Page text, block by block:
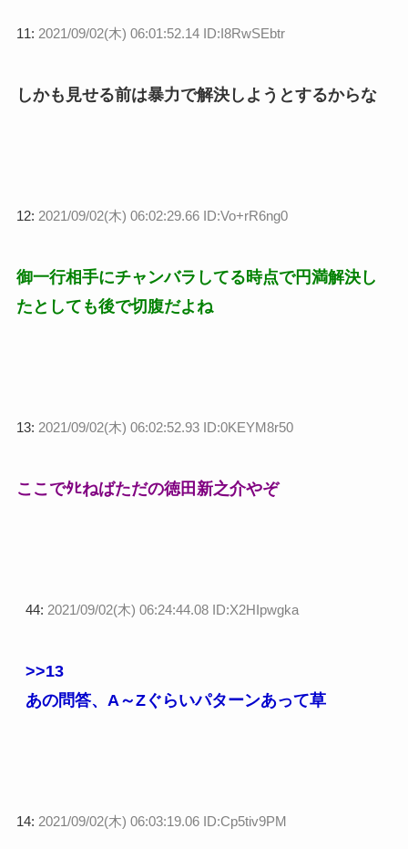
11: 2021/09/02(木) 06:01:52.14 ID:I8RwSEbtr
しかも見せる前は暴力で解決しようとするからな
12: 2021/09/02(木) 06:02:29.66 ID:Vo+rR6ng0
御一行相手にチャンバラしてる時点で円満解決し
たとしても後で切腹だよね
13: 2021/09/02(木) 06:02:52.93 ID:0KEYM8r50
ここでﾀﾋねばただの徳田新之介やぞ
44: 2021/09/02(木) 06:24:44.08 ID:X2HIpwgka
>>13
あの問答、A～Zぐらいパターンあって草
14: 2021/09/02(木) 06:03:19.06 ID:Cp5tiv9PM